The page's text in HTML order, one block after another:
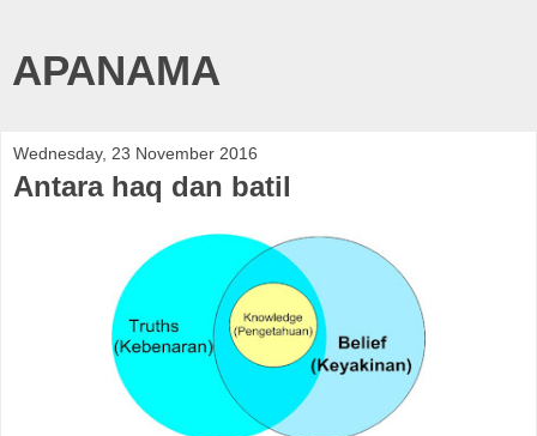
APANAMA
Wednesday, 23 November 2016
Antara haq dan batil